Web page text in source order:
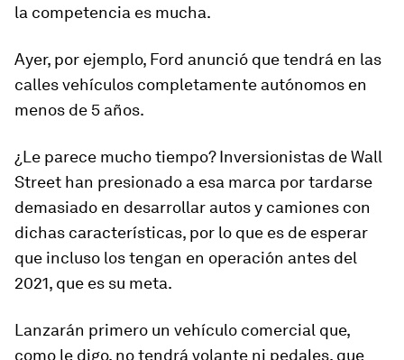
la competencia es mucha.
Ayer, por ejemplo, Ford anunció que tendrá en las
calles vehículos completamente autónomos en
menos de 5 años.
¿Le parece mucho tiempo? Inversionistas de Wall
Street han presionado a esa marca por tardarse
demasiado en desarrollar autos y camiones con
dichas características, por lo que es de esperar
que incluso los tengan en operación antes del
2021, que es su meta.
Lanzarán primero un vehículo comercial que,
como le digo, no tendrá volante ni pedales, que